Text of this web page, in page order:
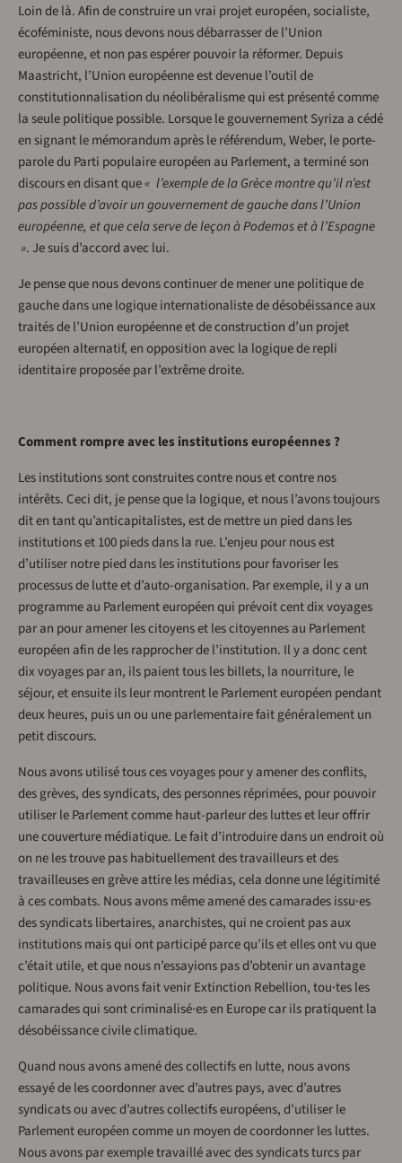
Loin de là. Afin de construire un vrai projet européen, socialiste,
écoféministe, nous devons nous débarrasser de l’Union
européenne, et non pas espérer pouvoir la réformer. Depuis
Maastricht, l’Union européenne est devenue l’outil de
constitutionnalisation du néolibéralisme qui est présenté comme
la seule politique possible. Lorsque le gouvernement Syriza a cédé
en signant le mémorandum après le référendum, Weber, le porte-
parole du Parti populaire européen au Parlement, a terminé son
discours en disant que« l’exemple de la Grèce montre qu’il n’est
pas possible d’avoir un gouvernement de gauche dans l’Union
européenne, et que cela serve de leçon à Podemos et à l’Espagne
». Je suis d’accord avec lui.
Je pense que nous devons continuer de mener une politique de
gauche dans une logique internationaliste de désobéissance aux
traités de l’Union européenne et de construction d’un projet
européen alternatif, en opposition avec la logique de repli
identitaire proposée par l’extrême droite.
Comment rompre avec les institutions européennes ?
Les institutions sont construites contre nous et contre nos
intérêts. Ceci dit, je pense que la logique, et nous l’avons toujours
dit en tant qu’anticapitalistes, est de mettre un pied dans les
institutions et 100 pieds dans la rue. L’enjeu pour nous est
d’utiliser notre pied dans les institutions pour favoriser les
processus de lutte et d’auto-organisation. Par exemple, il y a un
programme au Parlement européen qui prévoit cent dix voyages
par an pour amener les citoyens et les citoyennes au Parlement
européen afin de les rapprocher de l’institution. Il y a donc cent
dix voyages par an, ils paient tous les billets, la nourriture, le
séjour, et ensuite ils leur montrent le Parlement européen pendant
deux heures, puis un ou une parlementaire fait généralement un
petit discours.
Nous avons utilisé tous ces voyages pour y amener des conflits,
des grèves, des syndicats, des personnes réprimées, pour pouvoir
utiliser le Parlement comme haut-parleur des luttes et leur offrir
une couverture médiatique. Le fait d’introduire dans un endroit où
on ne les trouve pas habituellement des travailleurs et des
travailleuses en grève attire les médias, cela donne une légitimité
à ces combats. Nous avons même amené des camarades issu·es
des syndicats libertaires, anarchistes, qui ne croient pas aux
institutions mais qui ont participé parce qu’ils et elles ont vu que
c’était utile, et que nous n’essayions pas d’obtenir un avantage
politique. Nous avons fait venir Extinction Rebellion, tou·tes les
camarades qui sont criminalisé·es en Europe car ils pratiquent la
désobéissance civile climatique.
Quand nous avons amené des collectifs en lutte, nous avons
essayé de les coordonner avec d’autres pays, avec d’autres
syndicats ou avec d’autres collectifs européens, d’utiliser le
Parlement européen comme un moyen de coordonner les luttes.
Nous avons par exemple travaillé avec des syndicats turcs par